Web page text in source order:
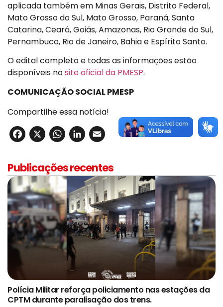
aplicada também em Minas Gerais, Distrito Federal,
Mato Grosso do Sul, Mato Grosso, Paraná, Santa
Catarina, Ceará, Goiás, Amazonas, Rio Grande do Sul,
Pernambuco, Rio de Janeiro, Bahia e Espírito Santo.
O edital completo e todas as informações estão
disponíveis nosite oficial da PMESP.
COMUNICAÇÃO SOCIAL PMESP
Compartilhe essa notícia!
Facebook
X WhatsApp
LinkedIn
Email
Publicações recentes
Polícia Militar reforça policiamento nas estações da
CPTM durante paralisação dos trens.